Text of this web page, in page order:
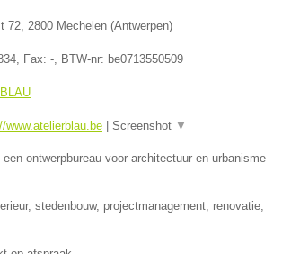
72 2800 Mechelen (Antwerpen)
, Fax: - , BTW-nr: be0713550509
www.atelierblau.be Screenshot ▼
ontwerpbureau voor architectuur en urbanisme
stedenbouw, projectmanagement, renovatie,